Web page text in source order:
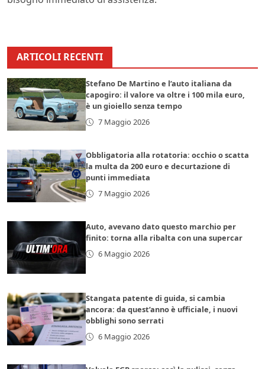
ARTICOLI RECENTI
Stefano De Martino e l’auto italiana da
capogiro: il valore va oltre i 100 mila euro,
è un gioiello senza tempo
7 Maggio 2026
Obbligatoria alla rotatoria: occhio o scatta
la multa da 200 euro e decurtazione di
punti immediata
7 Maggio 2026
Auto, avevano dato questo marchio per
finito: torna alla ribalta con una supercar
6 Maggio 2026
Stangata patente di guida, si cambia
ancora: da quest’anno è ufficiale, i nuovi
obblighi sono serrati
6 Maggio 2026